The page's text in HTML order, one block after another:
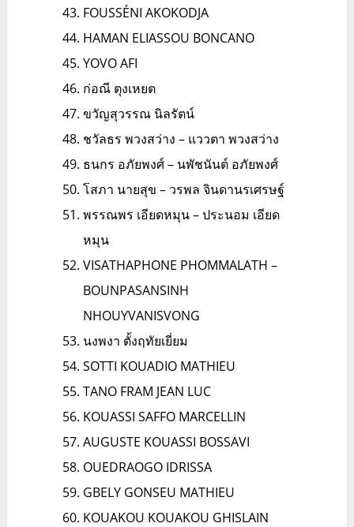
FOUSSÉNI AKOKODJA
HAMAN ELIASSOU BONCANO
YOVO AFI
ก่อณี ตุงเหยต
ขวัญสุวรรณ นิลรัตน์
ชวัลธร พวงสว่าง – แววตา พวงสว่าง
ธนกร อภัยพงศ์ – นพัชนันต์ อภัยพงศ์
โสภา นายสุข – วรพล จินดานรเศรษฐ์
พรรณพร เอียดหมุน – ประนอม เอียด
หมุน
VISATHAPHONE PHOMMALATH –
BOUNPASANSINH
NHOUYVANISVONG
นงพงา ตั้งฤทัยเยี่ยม
SOTTI KOUADIO MATHIEU
TANO FRAM JEAN LUC
KOUASSI SAFFO MARCELLIN
AUGUSTE KOUASSI BOSSAVI
OUEDRAOGO IDRISSA
GBELY GONSEU MATHIEU
KOUAKOU KOUAKOU GHISLAIN